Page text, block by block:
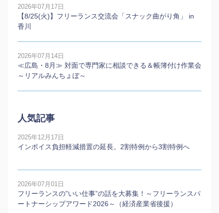
2026年07月17日
【8/25(火)】フリーランス交流会「スナック曲がり角」 in
香川
2026年07月14日
≪広島・8月≫ 対面で専門家に相談できる＆帳簿付け作業会
～リアルみんちょぼ～
人気記事
2025年12月17日
インボイス負担軽減措置の延長。2割特例から3割特例へ
2026年07月01日
フリーランスの”いい仕事”の話を大募集！～フリーランスパ
ートナーシップアワード2026～（経済産業省後援）